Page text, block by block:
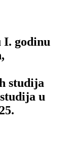
I. godinu
studija
u